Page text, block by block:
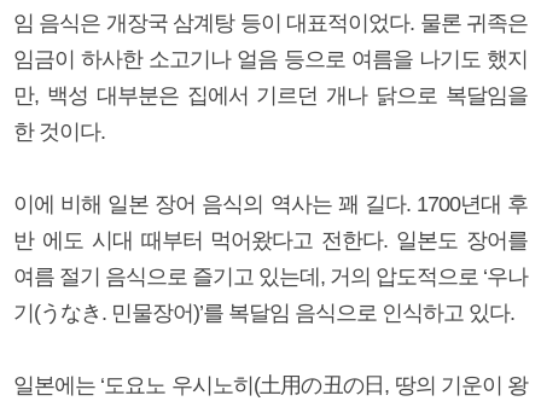
임 음식은 개장국 삼계탕 등이 대표적이었다. 물론 귀족은
임금이 하사한 소고기나 얼음 등으로 여름을 나기도 했지
만, 백성 대부분은 집에서 기르던 개나 닭으로 복달임을
한 것이다.
이에 비해 일본 장어 음식의 역사는 꽤 길다. 1700년대 후
반 에도 시대 때부터 먹어왔다고 전한다. 일본도 장어를
여름 절기 음식으로 즐기고 있는데, 거의 압도적으로 ‘우나
기(うなき. 민물장어)’를 복달임 음식으로 인식하고 있다.
일본에는 ‘도요노 우시노히(土用の丑の日, 땅의 기운이 왕